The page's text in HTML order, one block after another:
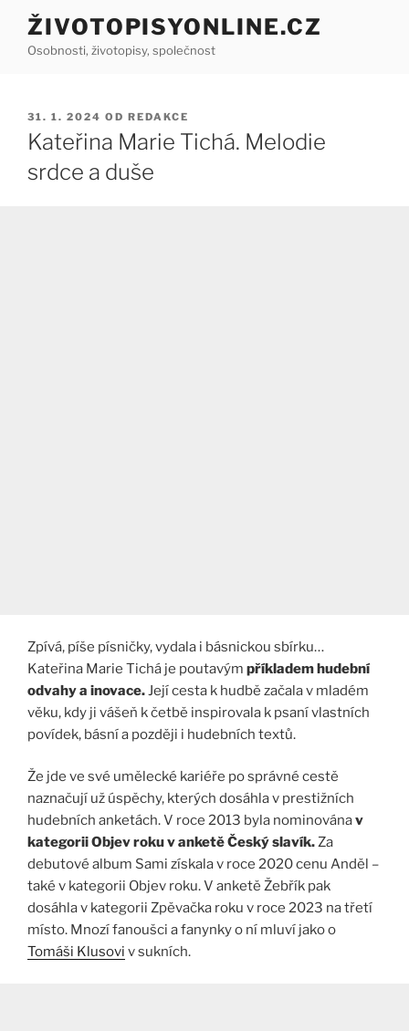
Přejít
obsahu
ŽIVOTOPISYONLINE.CZ
Osobnosti, životopisy, společnost
PUBLIKOVÁNO
31. 1. 2024 OD REDAKCE
Kateřina Marie Tichá. Melodie
srdce a duše
Zpívá, píše písničky, vydala i básnickou sbírku…
Kateřina Marie Tichá je poutavým příkladem hudební
odvahy a inovace.Její cesta k hudbě začala v mladém
věku, kdy ji vášeň k četbě inspirovala k psaní vlastních
povídek, básní a později i hudebních textů.
Že jde ve své umělecké kariéře po správné cestě
naznačují už úspěchy, kterých dosáhla v prestižních
hudebních anketách. V roce 2013 byla nominovánav
kategorii Objev roku v anketě Český slavík.Za
debutové album Sami získala v roce 2020 cenu Anděl –
také v kategorii Objev roku. V anketě Žebřík pak
dosáhla v kategorii Zpěvačka roku v roce 2023 na třetí
místo. Mnozí fanoušci a fanynky o ní mluví jako o
Tomáši Klusovi v sukních.